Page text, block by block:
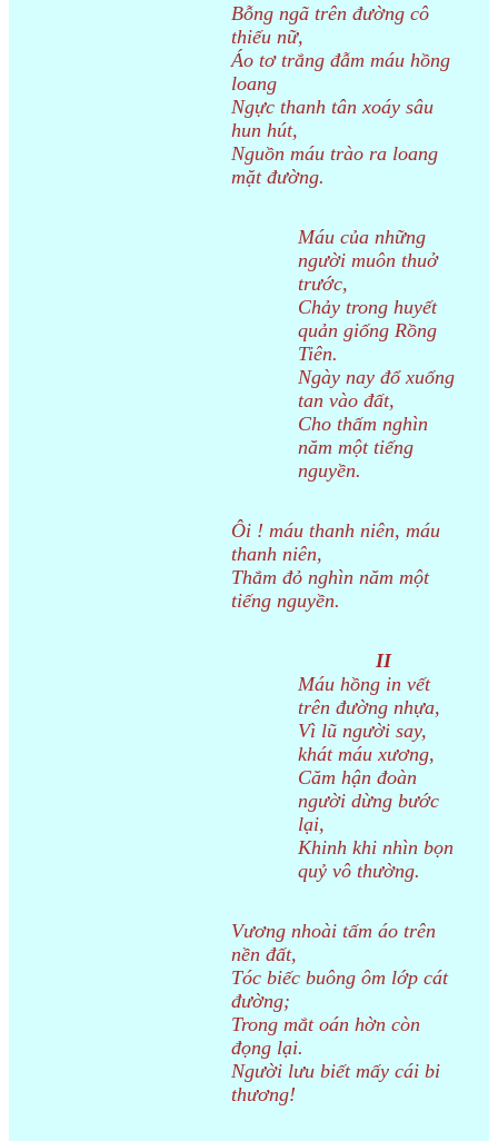
Bỗng ngã trên đường cô
thiếu nữ,
Áo tơ trắng đẫm máu hồng
loang
Ngực thanh tân xoáy sâu
hun hút,
Nguồn máu trào ra loang
mặt đường.
Máu của những
người muôn thuở
trước,
Chảy trong huyết
quản giống Rồng
Tiên.
Ngày nay đổ xuống
tan vào đất,
Cho thấm nghìn
năm một tiếng
nguyền.
Ôi ! máu thanh niên, máu
thanh niên,
Thắm đỏ nghìn năm một
tiếng nguyền.
II
Máu hồng in vết
trên đường nhựa,
Vì lũ người say,
khát máu xương,
Căm hận đoàn
người dừng bước
lại,
Khinh khi nhìn bọn
quỷ vô thường.
Vương nhoài tấm áo trên
nền đất,
Tóc biếc buông ôm lớp cát
đường;
Trong mắt oán hờn còn
đọng lại.
Người lưu biết mấy cái bi
thương!